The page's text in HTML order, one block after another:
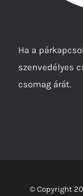
Ha a
szenvedélyes
csomag árát.
© Copyright